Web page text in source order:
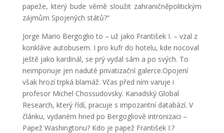
papeže, který bude věrně sloužit zahraničněpolitickým
zájmům Spojených států?“
Jorge Mario Bergoglio to – už jako František I. – vzal z
konkláve autobusem. I pro kufr do hotelu, kde nocoval
ještě jako kardinál, se prý vydal sám a po svých. To
neimponuje jen naduté privatizační galerce.Opojení
však hrozí trpká blamáž. Včas před ním varuje i
profesor Michel Chossudovsky. Kanadský Global
Research, který řídí, pracuje s impozantní databází. V
článku, vydaném hned po Bergogliově intronizaci –
Papež Washingtonu? Kdo je papež František I.?